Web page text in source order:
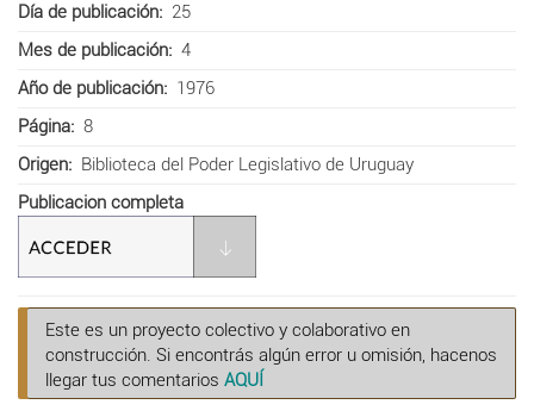
Día de publicación
25
Mes de publicación
4
Año de publicación
1976
Página
8
Origen
Biblioteca del Poder Legislativo de Uruguay
Publicacion completa
Este es un proyecto colectivo y colaborativo en
construcción. Si encontrás algún error u omisión, hacenos
llegar tus comentarios AQUÍ